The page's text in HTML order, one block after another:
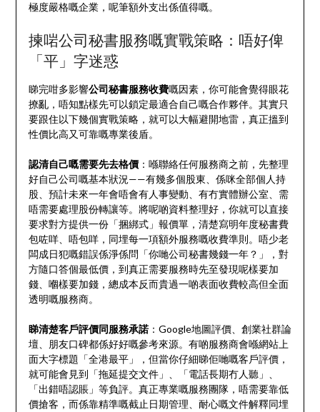
極度嚴格嘅企業，呢筆額外支出係值得嘅。
揀啱公司秘書服務嘅實戰策略：唔好俾
「平」字迷惑
睇完咁多影響公司秘書服務收費嘅因素，你可能會覺得眼花
撩亂，唔知點樣先可以鎖定最適合自己嘅合作夥伴。其實只
要跟住以下幾個實戰策略，就可以大幅避開地雷，真正搵到
性價比高又可靠嘅專業後盾。
認清自己嘅需要先去格價：喺聯絡任何服務商之前，先整理
好自己公司嘅基本狀況——有幾多個股東、係咪全部個人持
股、預計未來一年會唔會有人事變動、有冇實體辦公室、需
唔需要處理股份轉讓等。將呢啲資料整理好，你就可以直接
要求對方提供一份「捆綁式」報價單，清楚寫明年度秘書費
包咗咩、唔包咩，同埋每一項額外服務嘅收費準則。唔少老
闆成日犯嘅錯誤係淨係問「你哋公司秘書幾錢一年？」，對
方隨口答個最低價，到真正需要服務時先至發現呢樣要加
錢、嗰樣要加錢，總成本反而貴過一啲表面收費較高但全面
透明嘅服務商。
睇清楚客戶評價同服務承諾：Google地圖評價、創業社群論
壇、朋友口碑都係好好嘅參考來源。有啲服務商會喺網站上
面大字標題「全港最平」，但當你仔細睇佢哋嘅客戶評價，
就可能會見到「拖延提交文件」、「電話長期冇人聽」、
「出錯唔認賬」等負評。真正專業嘅服務團隊，唔需要靠低
價搶客，而係靠精準嘅截止日期管理、耐心嘅文件解釋同埋